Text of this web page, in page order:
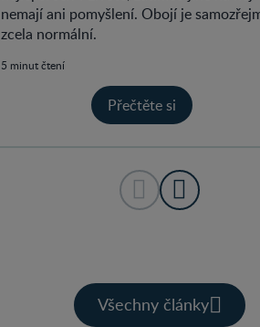
nemají ani pomyšlení. Obojí je
zcela normální.
5 minut čtení
Přečtěte si
Všechny články